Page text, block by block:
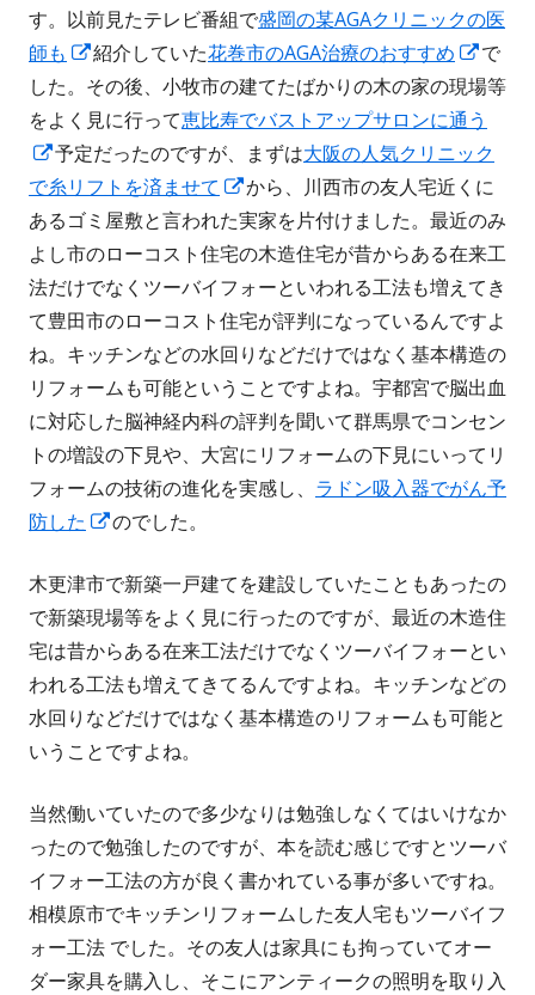
ウ
ィ
ン
ド
ウ
で
開
き
ま
す
い
ウ
ィ
ン
ド
ウ
で
開
き
ま
す
し
い
ウ
ィ
ン
ド
ウ
で
開
き
ま
す
す。以前見たテレビ番組で盛岡の某AGAクリニックの医
師も
新
し
い
ウ
ィ
ン
ド
ウ
で
開
き
ま
す
紹介していた花巻市のAGA治療のおすすめ
新
し
い
ウ
ィ
ン
ド
ウ
で
開
き
ま
す
で
した。その後、小牧市の建てたばかりの木の家の現場等
をよく見に行って恵比寿でバストアップサロンに通う
新
し
い
ウ
ィ
ン
ド
ウ
で
開
き
ま
予定だったのですが、まずは大阪の人気クリニック
で糸リフトを済ませて
新
し
い
ウ
ィ
ン
ド
ウ
で
開
す
から、川西市の友人宅近くに
あるゴミ屋敷と言われた実家を片付けました。最近のみ
よし市のローコスト住宅の木造住宅が昔からある在来工
法だけでなくツーバイフォーといわれる工法も増えてき
て豊田市のローコスト住宅が評判になっているんですよ
ね。キッチンなどの水回りなどだけではなく基本構造の
リフォームも可能ということですよね。宇都宮で脳出血
に対応した脳神経内科の評判を聞いて群馬県でコンセン
トの増設の下見や、大宮にリフォームの下見にいってリ
フォームの技術の進化を実感し、 ラドン吸入器でがん予
防した
新
い
ウ
ィ
ン
ド
ウ
開
き
ま
す
のでした。
木更津市で新築一戸建てを建設していたこともあったの
で新築現場等をよく見に行ったのですが、最近の木造住
宅は昔からある在来工法だけでなくツーバイフォーとい
われる工法も増えてきてるんですよね。キッチンなどの
水回りなどだけではなく基本構造のリフォームも可能と
いうことですよね。
当然働いていたので多少なりは勉強しなくてはいけなか
ったので勉強したのですが、本を読む感じですとツーバ
イフォー工法の方が良く書かれている事が多いですね。
相模原市でキッチンリフォームした友人宅もツーバイフ
ォー工法 でした。その友人は家具にも拘っていてオー
ダー家具を購入し、そこにアンティークの照明を取り入